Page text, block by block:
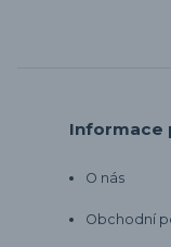
Informace
O nás
Obchodní